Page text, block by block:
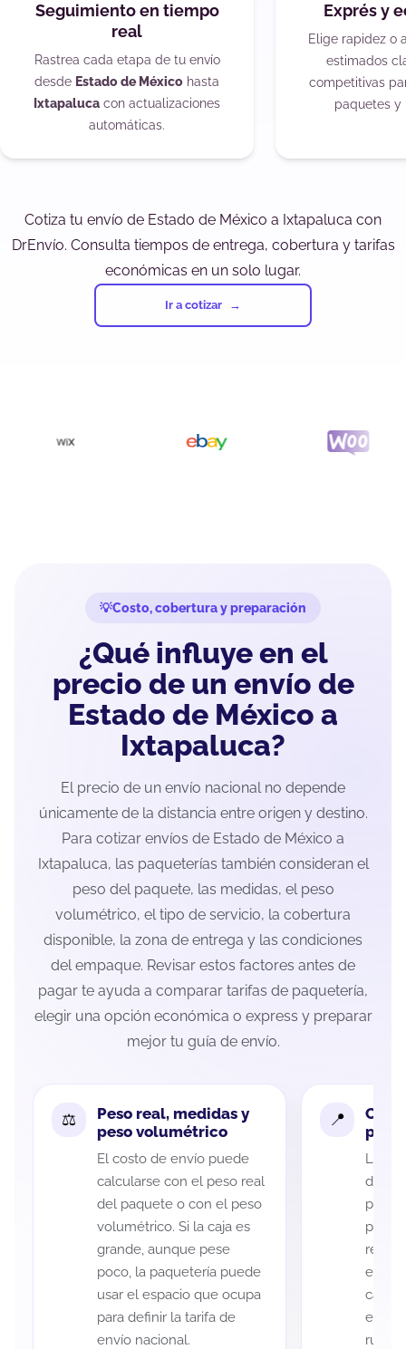
Seguimiento en tiempo
real
Rastrea cada etapa de tu envío
desde Estado de México hasta
Ixtapaluca con actualizaciones
automáticas.
Exprés y
Elige rapidez o
estimados
competitivas
paquetes y
Cotiza tu envío de Estado de México a Ixtapaluca con
DrEnvío. Consulta tiempos de entrega, cobertura y tarifas
económicas en un solo lugar.
Ir a cotizar
Costo, cobertura y preparación
¿Qué influye en el
precio de un envío de
Estado de México a
Ixtapaluca?
El precio de un envío nacional no depende
únicamente de la distancia entre origen y destino.
Para cotizar envíos de Estado de México a
Ixtapaluca, las paqueterías también consideran el
peso del paquete, las medidas, el peso
volumétrico, el tipo de servicio, la cobertura
disponible, la zona de entrega y las condiciones
del empaque. Revisar estos factores antes de
pagar te ayuda a comparar tarifas de paquetería,
elegir una opción económica o express y preparar
mejor tu guía de envío.
Peso real, medidas y
peso volumétrico
El costo de envío puede
calcularse con el peso real
del paquete o con el peso
volumétrico. Si la caja es
grande, aunque pese
poco, la paquetería puede
usar el espacio que ocupa
para definir la tarifa de
envío nacional.
La
de
cada
es
ruta